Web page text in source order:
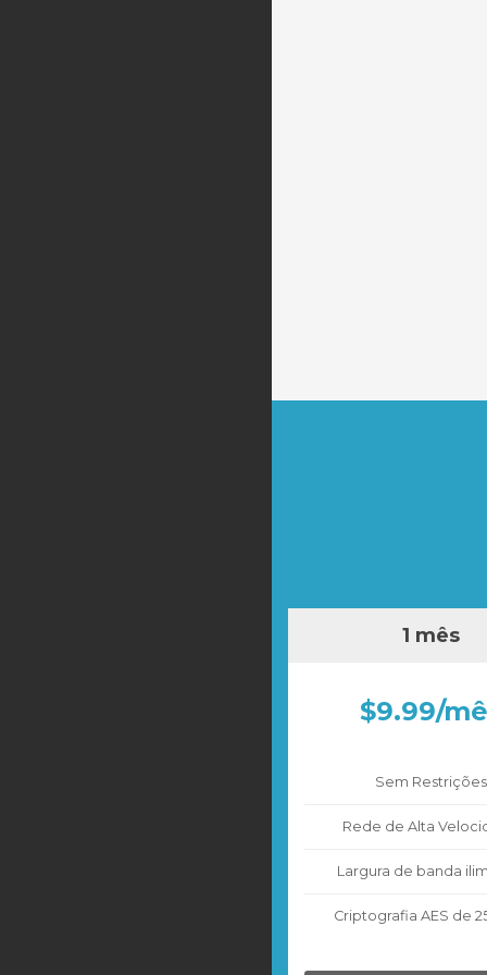
1 mês
$9.99/
Sem Restrições
Rede de Alta
Largura de banda
Criptografia AES de